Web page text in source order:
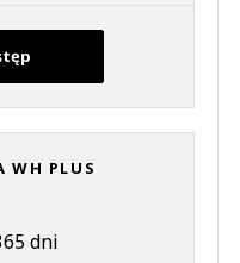
WH PLUS
dni